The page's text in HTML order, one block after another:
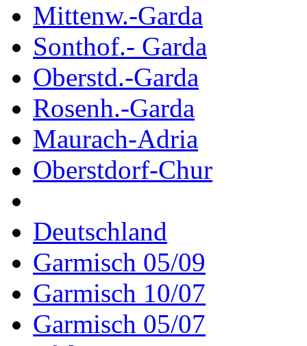
Mittenw.-Garda
Sonthof.- Garda
Oberstd.-Garda
Rosenh.-Garda
Maurach-Adria
Oberstdorf-Chur
Deutschland
Garmisch 05/09
Garmisch 10/07
Garmisch 05/07